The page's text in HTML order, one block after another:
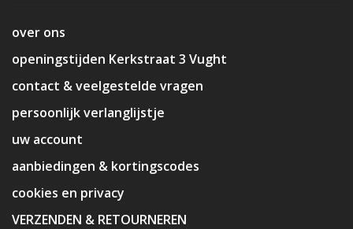
over ons
openingstijden Kerkstraat 3 Vught
contact & veelgestelde vragen
persoonlijk verlanglijstje
uw account
aanbiedingen & kortingscodes
cookies en privacy
VERZENDEN & RETOURNEREN